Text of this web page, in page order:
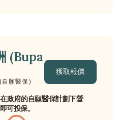
(Bupa
自願醫保)
獲取報價
獲取報價
政府的自願醫保計劃下營
可投保。